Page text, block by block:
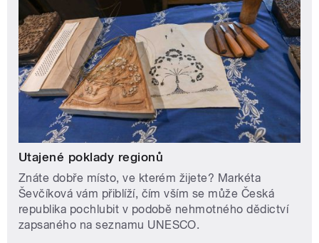
Utajené poklady regionů
Znáte dobře místo, ve kterém žijete? Markéta
Ševčíková vám přiblíží, čím vším se může Česká
republika pochlubit v podobě nehmotného dědictví
zapsaného na seznamu UNESCO.